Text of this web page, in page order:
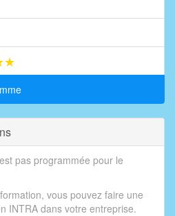
pas programmée pour le
vous pouvez faire une
INTRA dans votre entreprise.